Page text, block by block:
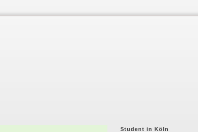
Student in Köln